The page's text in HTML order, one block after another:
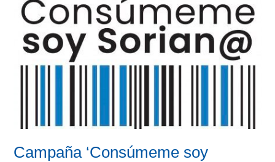
Campaña ‘Consúmeme soy